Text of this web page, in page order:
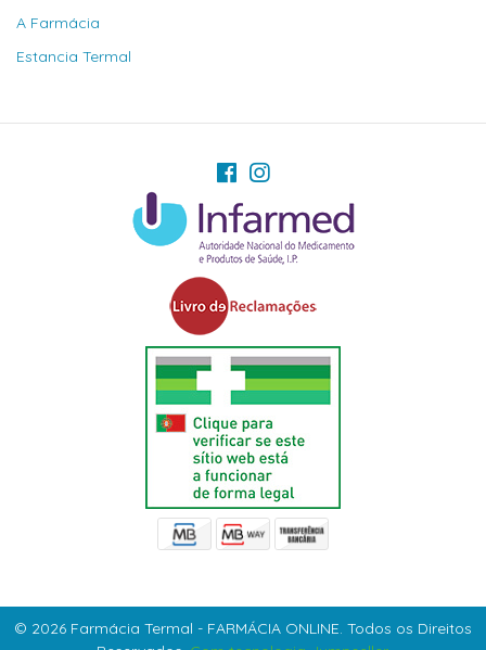
A Farmácia
Estancia Termal
© 2026 Farmácia Termal - FARMÁCIA ONLINE. Todos os Direitos